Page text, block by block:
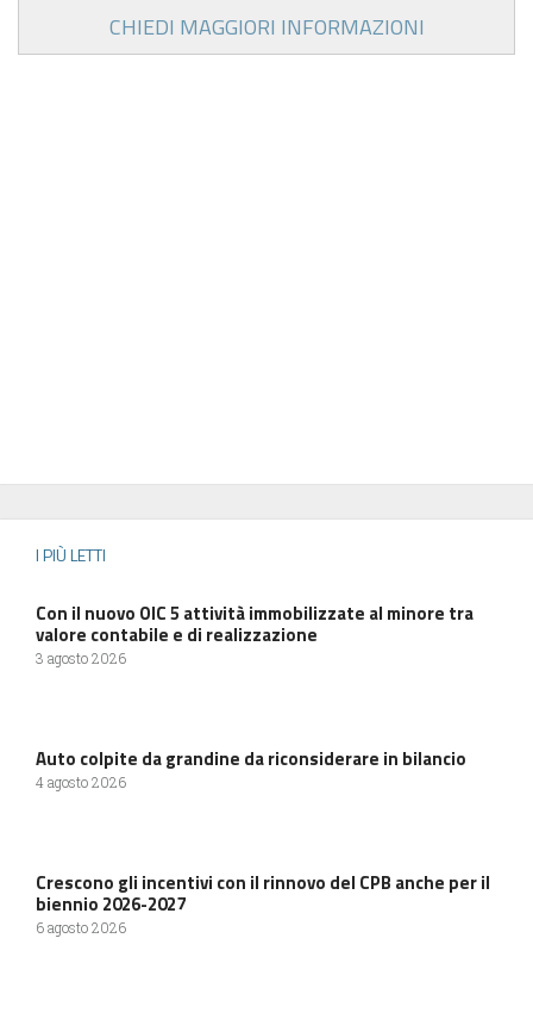
CHIEDI MAGGIORI INFORMAZIONI
I PIÙ LETTI
Con il nuovo OIC 5 attività immobilizzate al minore tra
valore contabile e di realizzazione
3 agosto 2026
Auto colpite da grandine da riconsiderare in bilancio
4 agosto 2026
Crescono gli incentivi con il rinnovo del CPB anche per il
biennio 2026-2027
6 agosto 2026